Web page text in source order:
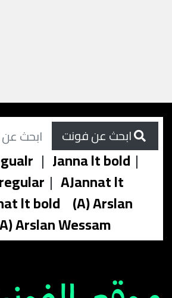
| Janna lt bold |
| AJannat lt
lt bold (A) Arslan
Arslan Wessam